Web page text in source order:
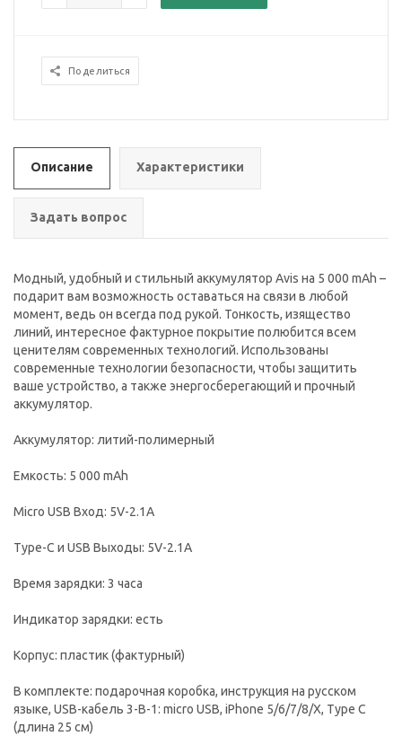
Поделиться
Описание Характеристики
Задать вопрос
Модный, удобный и стильный аккумулятор Avis на 5 000 mAh –
подарит вам возможность оставаться на связи в любой
момент, ведь он всегда под рукой. Тонкость, изящество
линий, интересное фактурное покрытие полюбится всем
ценителям современных технологий. Использованы
современные технологии безопасности, чтобы защитить
ваше устройство, а также энергосберегающий и прочный
аккумулятор.
Аккумулятор: литий-полимерный
Емкость: 5 000 mAh
Micro USB Вход: 5V-2.1A
Type-C и USB Выходы: 5V-2.1A
Время зарядки: 3 часа
Индикатор зарядки: есть
Корпус: пластик (фактурный)
В комплекте: подарочная коробка, инструкция на русском
языке, USB-кабель 3-B-1: micro USB, iPhone 5/6/7/8/X, Type C
(длина 25 см)